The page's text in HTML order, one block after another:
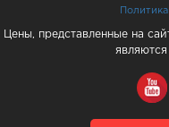
Цены, представленные на